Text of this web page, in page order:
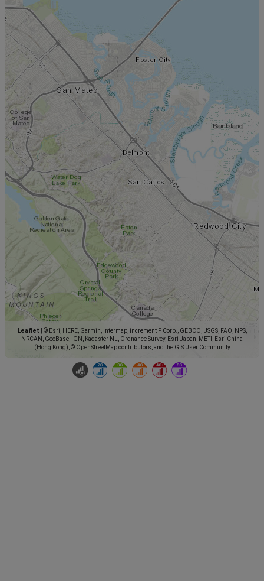
Leaflet
© Esri, HERE, Garmin, Intermap, increment P Corp., GEBCO, USGS, FAO, NPS,
NRCAN, GeoBase, IGN, Kadaster NL, Ordnance Survey, Esri Japan, METI, Esri China
(Hong Kong), © OpenStreetMap contributors, and the GIS User Community